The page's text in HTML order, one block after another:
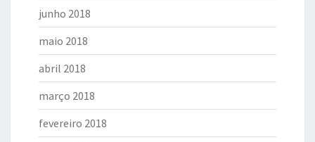
junho 2018
maio 2018
abril 2018
março 2018
fevereiro 2018